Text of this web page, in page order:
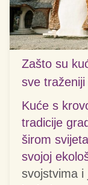
Zašto su
sve
Kuće s
tradicije
širom
svojoj
svojstvima i